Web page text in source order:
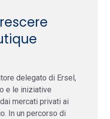
delegato di Ersel,
e le iniziative
mercati privati ai
In un percorso di